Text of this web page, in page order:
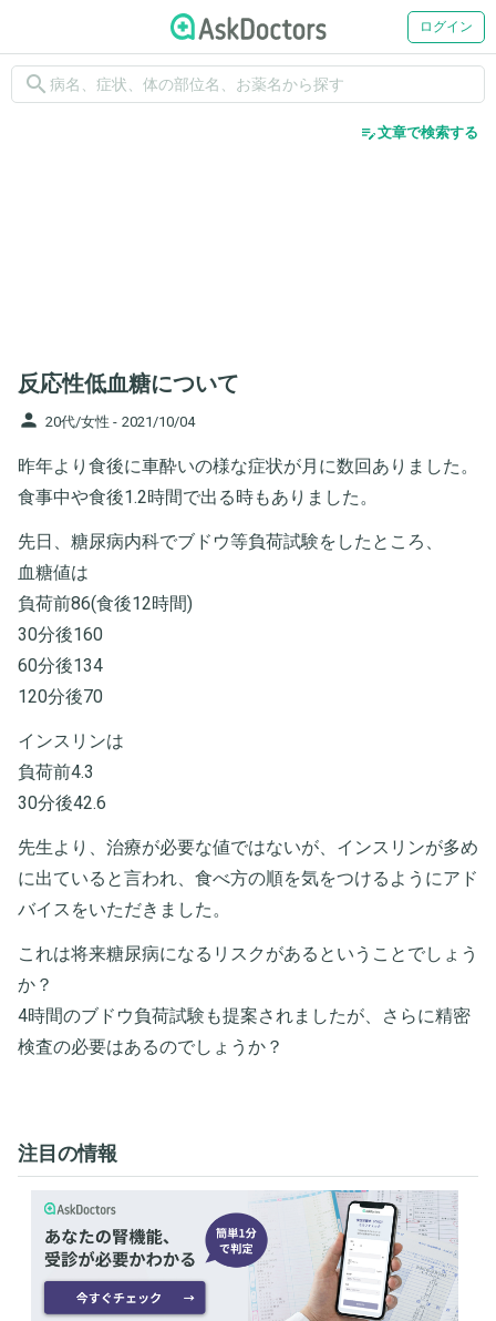
ログイン
search
edit_note文章で検索する
反応性低血糖について
person 20代/女性 - 2021/10/04
昨年より食後に車酔いの様な症状が月に数回ありました。
食事中や食後1.2時間で出る時もありました。
先日、糖尿病内科でブドウ等負荷試験をしたところ、
血糖値は
負荷前86(食後12時間)
30分後160
60分後134
120分後70
インスリンは
負荷前4.3
30分後42.6
先生より、治療が必要な値ではないが、インスリンが多め
に出ていると言われ、食べ方の順を気をつけるようにアド
バイスをいただきました。
これは将来糖尿病になるリスクがあるということでしょう
か？
4時間のブドウ負荷試験も提案されましたが、さらに精密
検査の必要はあるのでしょうか？
注目の情報